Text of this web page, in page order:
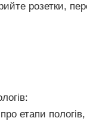
розетки,
етапи